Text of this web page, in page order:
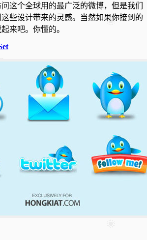
这个全球用的最广泛的微博，但是我们
些设计带来的灵感。当然如果你接到的
来吧。你懂的。